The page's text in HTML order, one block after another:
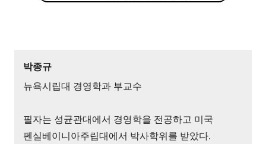
박종규
뉴욕시립대 경영학과 부교수
필자는 성균관대에서 경영학을 전공하고 미국
펜실베이니아주립대에서 박사학위를 받았다.